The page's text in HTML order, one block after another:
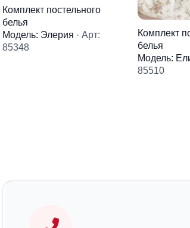
Комплект постельного
белья
Модель: Элерия · Арт:
85348
Комплект
белья
Модель:
85510